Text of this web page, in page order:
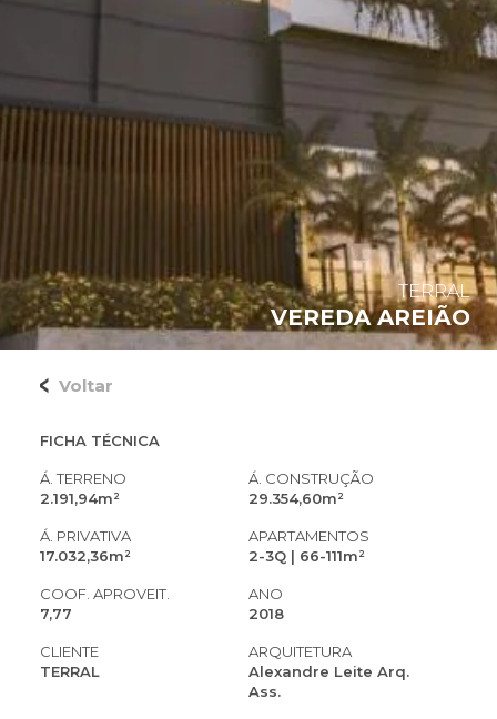
TERRAL
VEREDA AREIÃO
Voltar
FICHA TÉCNICA
Á. TERRENO
2.191,94m²
Á. CONSTRUÇÃO
29.354,60m²
Á. PRIVATIVA
17.032,36m²
APARTAMENTOS
2-3Q | 66-111m²
COOF. APROVEIT.
7,77
ANO
2018
CLIENTE
TERRAL
ARQUITETURA
Alexandre Leite Arq.
Ass.